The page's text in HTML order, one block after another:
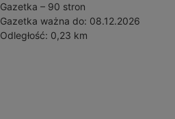
Gazetka – 90 stron
Gazetka ważna do: 08.12.2026
Odległość: 0,23 km